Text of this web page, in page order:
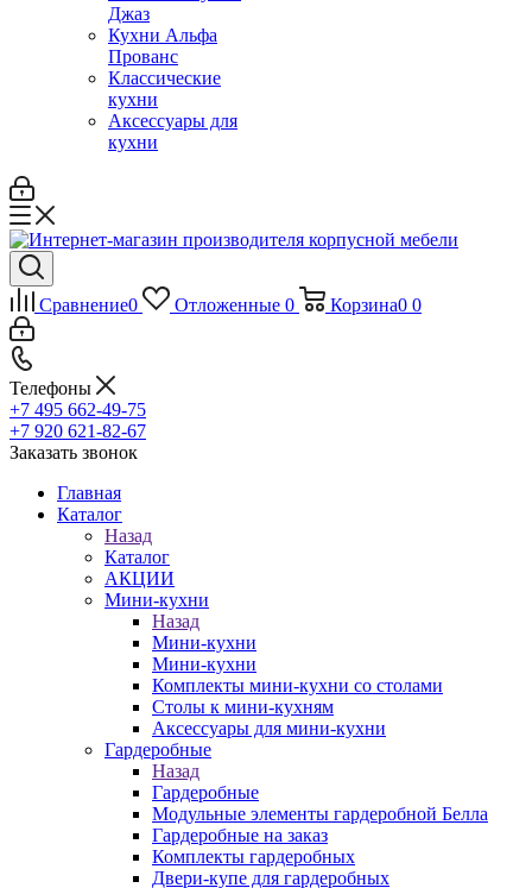
Джаз
Кухни Альфа
Прованс
Классические
кухни
Аксессуары для
кухни
Сравнение0 Отложенные 0 Корзина0 0
Телефоны
+7 495 662-49-75
+7 920 621-82-67
Заказать звонок
Главная
Каталог
Назад
Каталог
АКЦИИ
Мини-кухни
Назад
Мини-кухни
Мини-кухни
Комплекты мини-кухни со столами
Столы к мини-кухням
Аксессуары для мини-кухни
Гардеробные
Назад
Гардеробные
Модульные элементы гардеробной Белла
Гардеробные на заказ
Комплекты гардеробных
Двери-купе для гардеробных